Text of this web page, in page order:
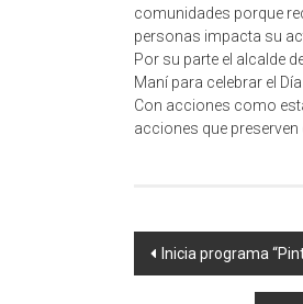
comunidades porque
personas impacta su
Por su parte el alcalde
Maní para celebrar el
Con acciones como
acciones que
Navegación
Inicia programa